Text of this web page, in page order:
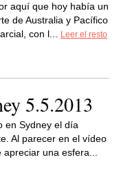
aquí que hoy había un
de Australia y Pacífico
con l...
Leer el resto
5.5.2013
en Sydney el día
Al parecer en el vídeo
una esfera...